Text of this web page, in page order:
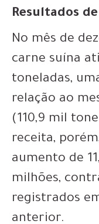
Resultados
No mês de
carne suína
toneladas,
relação ao
(110,9 mil
receita,
aumento de
milhões,
registrados
anterior.